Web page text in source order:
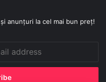
anunțuri la cel mai bun preț!